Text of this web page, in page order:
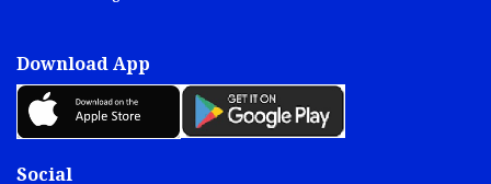
Download App
Social